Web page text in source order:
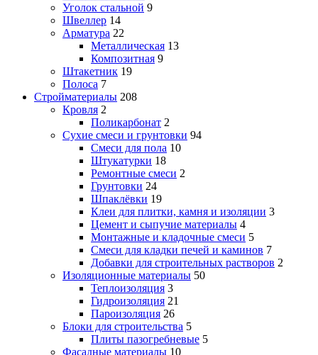
Уголок стальной 9
Швеллер 14
Арматура 22
Металлическая 13
Композитная 9
Штакетник 19
Полоса 7
Стройматериалы 208
Кровля 2
Поликарбонат 2
Сухие смеси и грунтовки 94
Смеси для пола 10
Штукатурки 18
Ремонтные смеси 2
Грунтовки 24
Шпаклёвки 19
Клеи для плитки, камня и изоляции 3
Цемент и сыпучие материалы 4
Монтажные и кладочные смеси 5
Смеси для кладки печей и каминов 7
Добавки для строительных растворов 2
Изоляционные материалы 50
Теплоизоляция 3
Гидроизоляция 21
Пароизоляция 26
Блоки для строительства 5
Плиты пазогребневые 5
Фасадные материалы 10